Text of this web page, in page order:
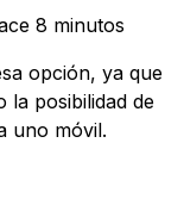
8 minutos
opción, ya que
la posibilidad de
uno móvil.